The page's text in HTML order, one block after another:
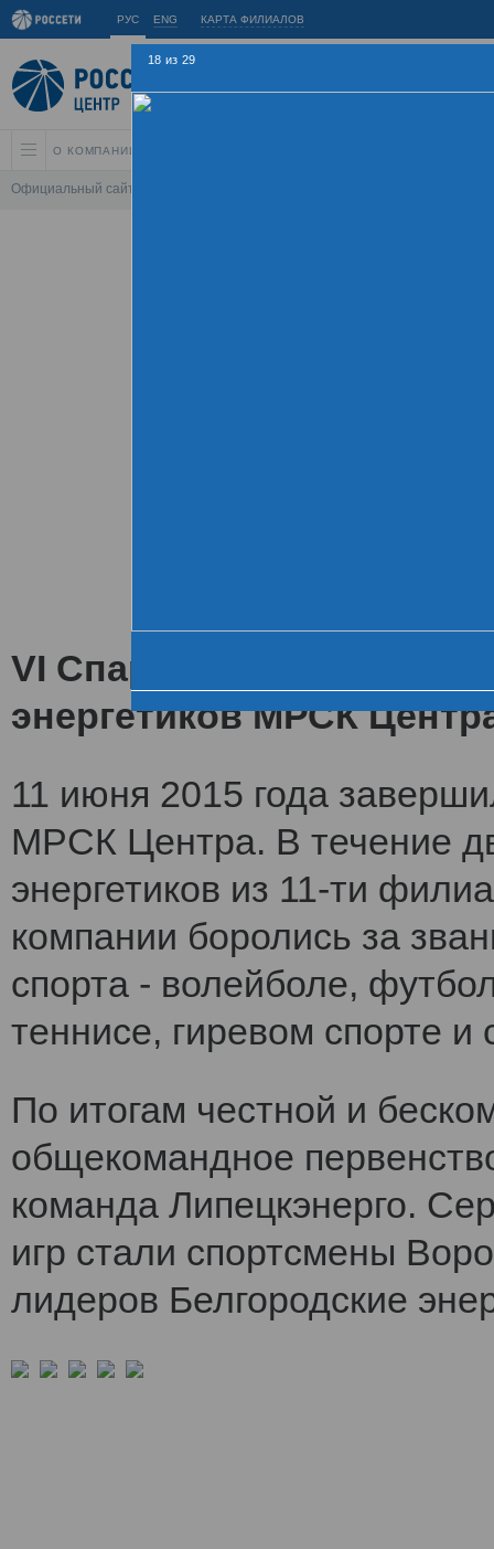
РУС ENG КАРТА ФИЛИАЛОВ
О КОМПАНИИ
Официальный сайт
VI Спартакиада
энергетиков МРСК
11 июня 2015 года
МРСК Центра. В течение
энергетиков из 11-ти
компании боролись за
спорта - волейболе,
теннисе, гиревом спорте и
По итогам честной и
общекомандное
команда Липецкэнерго.
игр стали спортсмены
лидеров Белгородские
18 из 29